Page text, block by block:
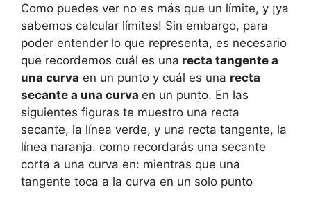
Como puedes ver no es más que un límite, y ¡ya
sabemos calcular límites! Sin embargo, para
poder entender lo que representa, es necesario
que recordemos cuál es una recta tangente a
una curva en un punto y cuál es una recta
secante a una curva en un punto. En las
siguientes figuras te muestro una recta
secante, la línea verde, y una recta tangente, la
línea naranja. como recordarás una secante
corta a una curva en: mientras que una
tangente toca a la curva en un solo punto